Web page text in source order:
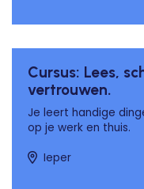
Cursus: Lees,
vertrouwen.
Je leert handige
op je werk en thuis.
Ieper